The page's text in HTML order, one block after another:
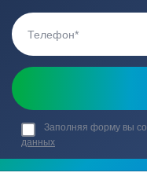
Заполняя форму вы
данных